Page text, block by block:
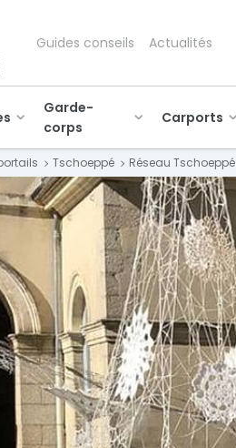
Guides conseils Actualités
Garde-
corps
Carports
Tschoeppé Réseau Tschoeppé